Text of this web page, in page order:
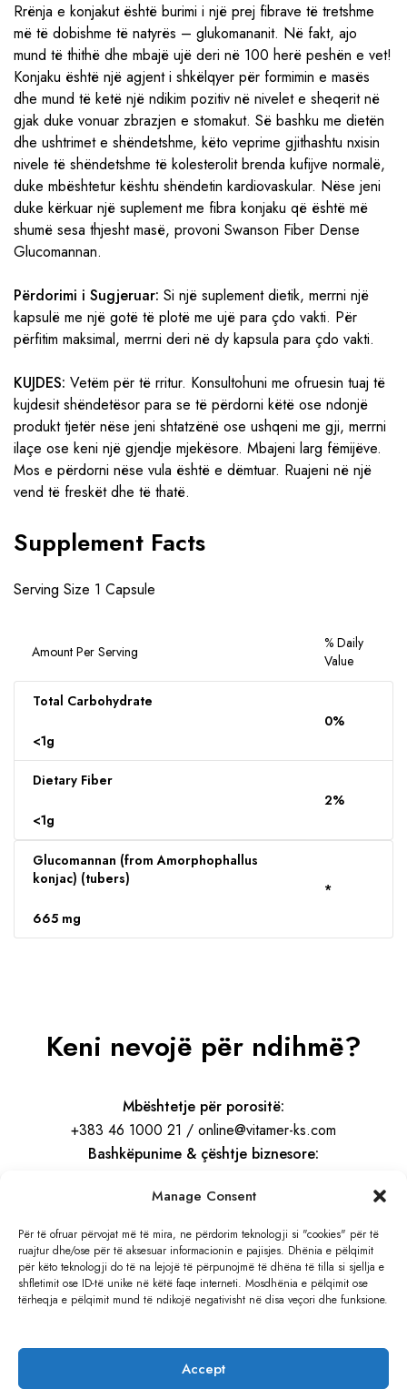
Manage Consent
Për të ofruar përvojat më të mira, ne përdorim teknologji si "cookies" për të
ruajtur dhe/ose për të aksesuar informacionin e pajisjes. Dhënia e pëlqimit
për këto teknologji do të na lejojë të përpunojmë të dhëna të tilla si sjellja e
shfletimit ose ID-të unike në këtë faqe interneti. Mosdhënia e pëlqimit ose
tërheqja e pëlqimit mund të ndikojë negativisht në disa veçori dhe funksione.
Accept
Rrënja e konjakut është burimi i një prej fibrave të tretshme
më të dobishme të natyrës – glukomananit. Në fakt, ajo
mund të thithë dhe mbajë ujë deri në 100 herë peshën e vet!
Konjaku është një agjent i shkëlqyer për formimin e masës
dhe mund të ketë një ndikim pozitiv në nivelet e sheqerit në
gjak duke vonuar zbrazjen e stomakut. Së bashku me dietën
dhe ushtrimet e shëndetshme, këto veprime gjithashtu nxisin
nivele të shëndetshme të kolesterolit brenda kufijve normalë,
duke mbështetur kështu shëndetin kardiovaskular. Nëse jeni
duke kërkuar një suplement me fibra konjaku që është më
shumë sesa thjesht masë, provoni Swanson Fiber Dense
Glucomannan.
Përdorimi i Sugjeruar: Si një suplement dietik, merrni një
kapsulë me një gotë të plotë me ujë para çdo vakti. Për
përfitim maksimal, merrni deri në dy kapsula para çdo vakti.
KUJDES: Vetëm për të rritur. Konsultohuni me ofruesin tuaj të
kujdesit shëndetësor para se të përdorni këtë ose ndonjë
produkt tjetër nëse jeni shtatzënë ose ushqeni me gji, merrni
ilaçe ose keni një gjendje mjekësore. Mbajeni larg fëmijëve.
Mos e përdorni nëse vula është e dëmtuar. Ruajeni në një
vend të freskët dhe të thatë.
Supplement Facts
Serving Size 1 Capsule
Amount Per Serving
% Daily
Value
Total Carbohydrate
<1g
0%
Dietary Fiber
<1g
2%
Glucomannan (from Amorphophallus
konjac) (tubers)
665 mg
*
Keni nevojë për ndihmë?
Mbështetje për porositë:
+383 46 1000 21 / online@vitamer-ks.com
Bashkëpunime & çështje biznesore:
Orari i punës:
E Hënë – E Premte
08:30 – 16:30
Rruga e Gjilanit, KM 4
Hajvali, Kosovë